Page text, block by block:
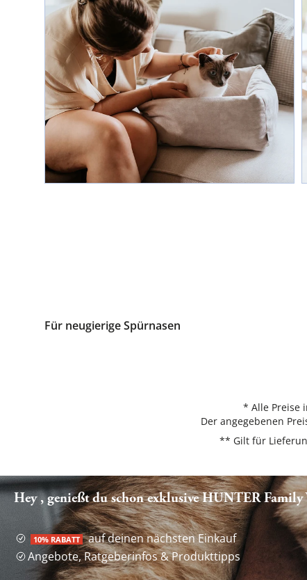
Für neugierige Spürnasen
* Alle Preise
Der angegebenen
** Gilt für
Hey , genießt du schon exklusive HUNTER Family
10% RABATT auf deinen nächsten Einkauf
Angebote, Ratgeberinfos & Produkttipps